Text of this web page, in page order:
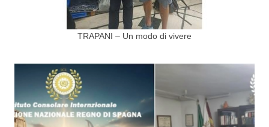
TRAPANI – Un modo di vivere